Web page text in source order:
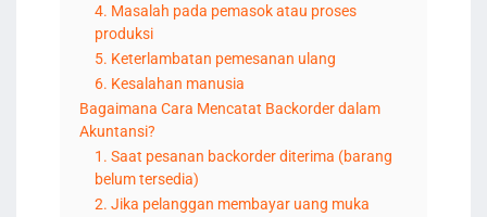
4. Masalah pada pemasok atau proses
produksi
5. Keterlambatan pemesanan ulang
6. Kesalahan manusia
Bagaimana Cara Mencatat Backorder dalam
Akuntansi?
1. Saat pesanan backorder diterima (barang
belum tersedia)
2. Jika pelanggan membayar uang muka